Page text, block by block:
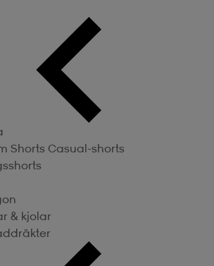
Shorts Casual-shorts
& kjolar